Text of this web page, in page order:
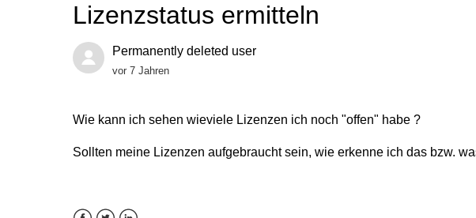
Lizenzstatus ermitteln
Permanently deleted user
vor 7 Jahren
Wie kann ich sehen wieviele Lizenzen ich noch "offen" habe ?
Sollten meine Lizenzen aufgebraucht sein, wie erkenne ich das bzw.